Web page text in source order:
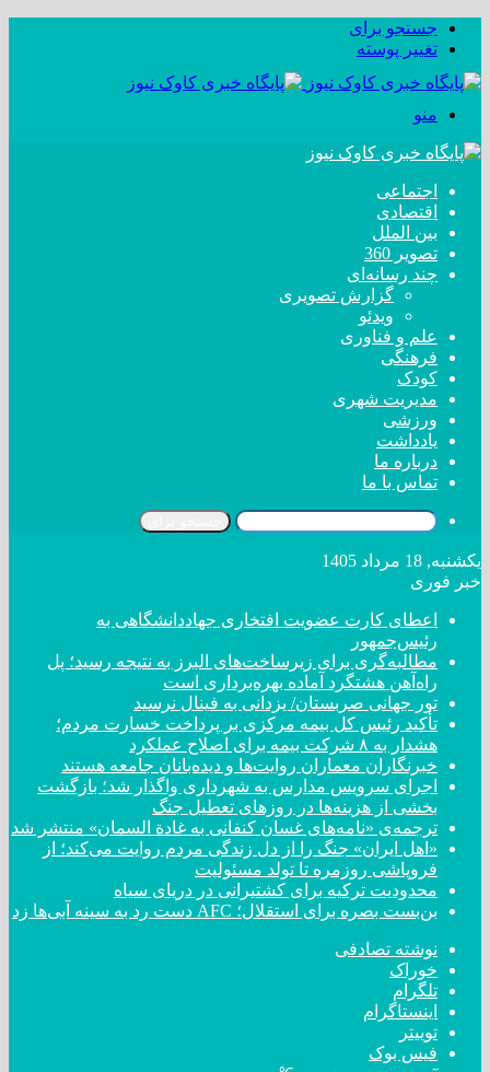
جستجو برای
تغییر پوسته
منو
اجتماعی
اقتصادی
بین الملل
تصویر 360
چند رسانه‌ای
گزارش تصویری
ویدئو
علم و فناوری
فرهنگی
کودک
مدیریت شهری
ورزشی
یادداشت
درباره ما
تماس با ما
یکشنبه, 18 مرداد 1405
خبر فوری
اعطای کارت عضویت افتخاری جهاددانشگاهی به
رئیس‌جمهور
مطالبه‌گری برای زیرساخت‌های البرز به نتیجه رسید؛ پل
راه‌آهن هشتگرد آماده بهره‌برداری است
تور جهانی صربستان/ یزدانی به فینال نرسید
تأکید رئیس کل بیمه مرکزی بر پرداخت خسارت مردم؛
هشدار به ۸ شرکت‌ بیمه برای اصلاح عملکرد
خبرنگاران معماران روایت‌ها و دیده‌بانان جامعه هستند
اجرای سرویس مدارس به شهرداری واگذار شد؛ بازگشت
بخشی از هزینه‌ها در روزهای تعطیل جنگ
ترجمه‌ی «نامه‌های غسان کنفانی به غادة السمان» منتشر شد
«اهل ایران» جنگ را از دل زندگی مردم روایت می‌کند؛ از
فروپاشی روزمره تا تولد مسئولیت
محدودیت ترکیه برای کشتیرانی در دریای سیاه
بن‌بست بصره برای استقلال؛ AFC دست رد به سینه آبی‌ها زد
نوشته تصادفی
خوراک
تلگرام
اینستاگرام
توییتر
فیس بوک